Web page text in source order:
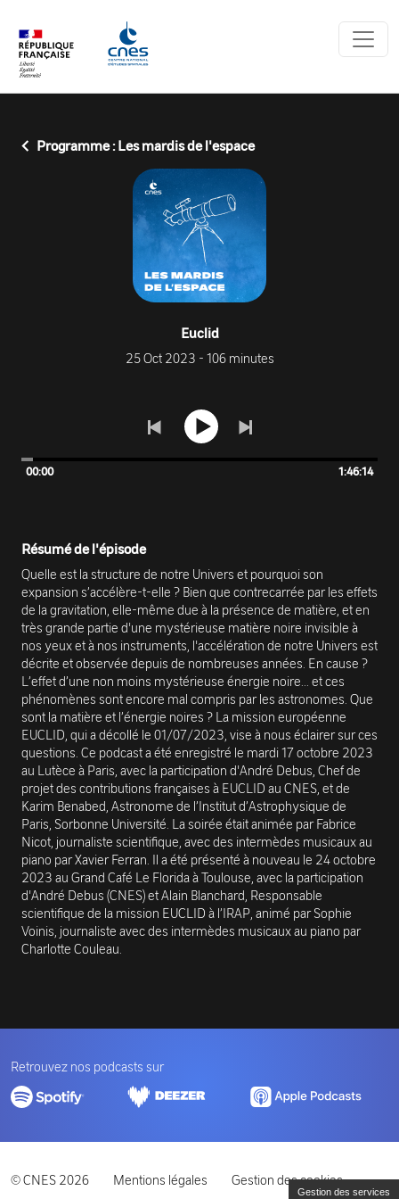
Programme : Les mardis de l'espace
Euclid
25 Oct 2023 - 106 minutes
00:00 1:46:14
Résumé de l'épisode
Quelle est la structure de notre Univers et pourquoi son
expansion s’accélère-t-elle ? Bien que contrecarrée par les effets
de la gravitation, elle-même due à la présence de matière, et en
très grande partie d'une mystérieuse matière noire invisible à
nos yeux et à nos instruments, l'accélération de notre Univers est
décrite et observée depuis de nombreuses années. En cause ?
L’effet d’une non moins mystérieuse énergie noire... et ces
phénomènes sont encore mal compris par les astronomes. Que
sont la matière et l’énergie noires ? La mission européenne
EUCLID, qui a décollé le 01/07/2023, vise à nous éclairer sur ces
questions. Ce podcast a été enregistré le mardi 17 octobre 2023
au Lutèce à Paris, avec la participation d'André Debus, Chef de
projet des contributions françaises à EUCLID au CNES, et de
Karim Benabed, Astronome de l’Institut d’Astrophysique de
Paris, Sorbonne Université. La soirée était animée par Fabrice
Nicot, journaliste scientifique, avec des intermèdes musicaux au
piano par Xavier Ferran. Il a été présenté à nouveau le 24 octobre
2023 au Grand Café Le Florida à Toulouse, avec la participation
d'André Debus (CNES) et Alain Blanchard, Responsable
scientifique de la mission EUCLID à l’IRAP, animé par Sophie
Voinis, journaliste avec des intermèdes musicaux au piano par
Charlotte Couleau.
Retrouvez nos podcasts sur
© CNES 2026 Mentions légales Gestion des cookies
Gestion des services